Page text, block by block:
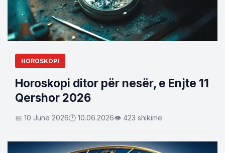
HOROSKOPI
Horoskopi ditor për nesër, e Enjte 11
Qershor 2026
📅 10 June 2026🕐 10.06.2026👁 423 shikime